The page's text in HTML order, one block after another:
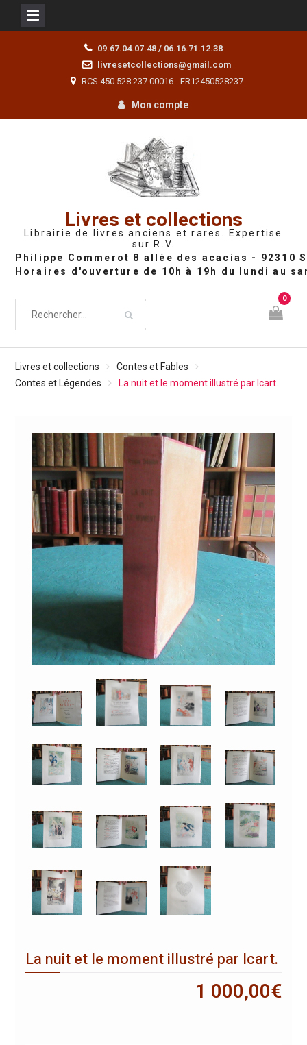
09.67.04.07.48 / 06.16.71.12.38
livresetcollections@gmail.com
RCS 450 528 237 00016 - FR12450528237
Mon compte
Livres et collections
Librairie de livres anciens et rares. Expertise
sur R.V.
0
Livres et collections
Contes et Fables
Contes et Légendes
La nuit et le moment illustré par Icart.
La nuit et le moment illustré par Icart.
1 000,00€